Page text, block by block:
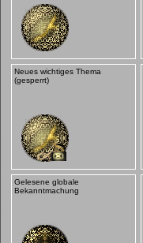
Neues wichtiges Thema
(gesperrt)
Gelesene globale
Bekanntmachung